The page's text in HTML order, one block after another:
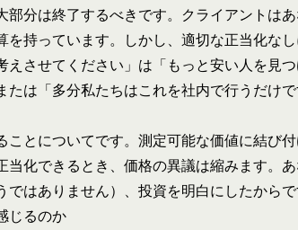
部分は終了するべきです。クライアントは
を持っています。しかし、適切な正当化な
えさせてください」は「もっと安い人を見
たは「多分私たちはこれを社内で行うだけ
ことについてです。測定可能な価値に結び
当化できるとき、価格の異議は縮みます。
はありません）、投資を明白にしたからで
じるのか